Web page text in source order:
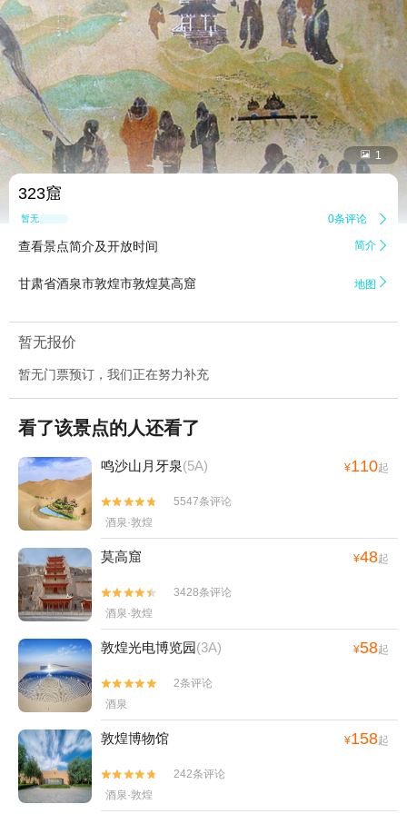
 1
323窟
暂无点评 0条评论 
查看景点简介及开放时间 简介 
甘肃省酒泉市敦煌市敦煌莫高窟 地图 
暂无报价
暂无门票预订，我们正在努力补充
看了该景点的人还看了
鸣沙山月牙泉(5A) ¥110起


5547条评论
酒泉·敦煌
莫高窟 ¥48起


3428条评论
酒泉·敦煌
敦煌光电博览园(3A) ¥58起


2条评论
酒泉
敦煌博物馆 ¥158起


242条评论
酒泉·敦煌
